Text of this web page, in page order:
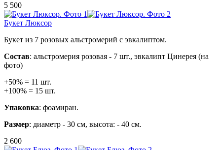
5 500
Букет Люксор
Букет из 7 розовых альстромерий с эвкалиптом.
Состав: альстромерия розовая - 7 шт., эвкалипт Цинерея (на
фото)
+50% = 11 шт.
+100% = 15 шт.
Упаковка: фоамиран.
Размер: диаметр - 30 см, высота: - 40 см.
2 600